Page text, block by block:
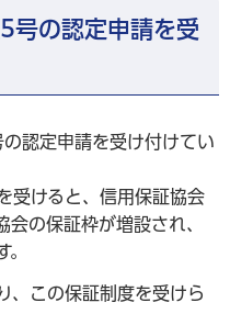
号の認定申請を受
認定申請を受け付けてい
受けると、信用保証協会
会の保証枠が増設され、
、この保証制度を受けら